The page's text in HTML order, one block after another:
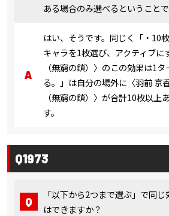
ある場合のみ選べるということ
はい、そうです。同じく「・10
キャラを1枚選び、アクティブに
（無窮の鎖）〉のこの効果は1
る。」は自分の場外に〈羽前 京
（無窮の鎖）〉が合計10枚以上
す。
Q1973
「以下から2つまで選ぶ」で同
はできますか？